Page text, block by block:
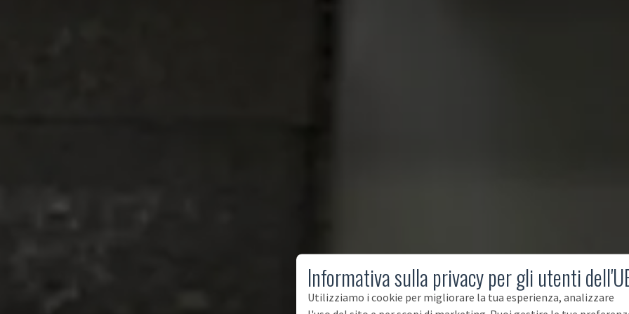
Informativa sulla privacy per gli utenti
Utilizziamo i cookie per migliorare la tua esperienza, analizzare